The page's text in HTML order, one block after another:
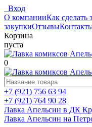
Вход
О компанииКак сделать
закупкиОтзывы
Корзина
пуста
0
+7 (921) 756 63 94
+7 (921) 764 90 28
Лавка Апельсин в ДК
Лавка Апельсин на